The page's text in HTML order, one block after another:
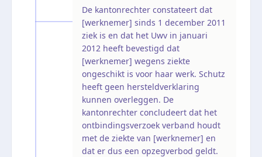
De kantonrechter constateert dat
[werknemer] sinds 1 december 2011
ziek is en dat het Uwv in januari
2012 heeft bevestigd dat
[werknemer] wegens ziekte
ongeschikt is voor haar werk. Schutz
heeft geen hersteldverklaring
kunnen overleggen. De
kantonrechter concludeert dat het
ontbindingsverzoek verband houdt
met de ziekte van [werknemer] en
dat er dus een opzegverbod geldt.